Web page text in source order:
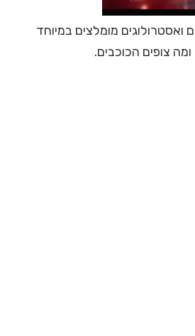
ואסטרולוגים מומלצים במיוחד
צופים הכוכבים.